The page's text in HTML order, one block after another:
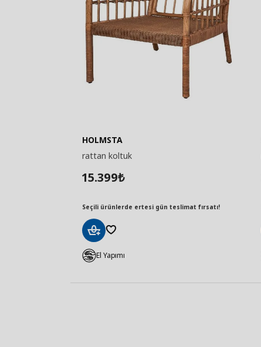
HOLMSTA
rattan koltuk
15.399₺
Seçili ürünlerde ertesi gün teslimat fırsatı!
Ekle El Yapımı